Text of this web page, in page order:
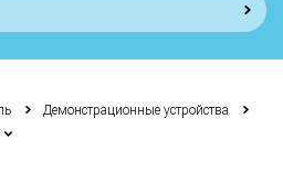
Демонстрационные устройства